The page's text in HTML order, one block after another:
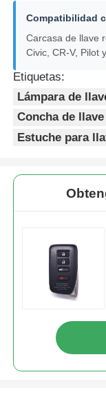
Máquina de
Clave
Compatibilidad
Carcasa de llave
Civic, CR-V, Pilot
Etiquetas:
Lámpara de
Concha de
Estuche para